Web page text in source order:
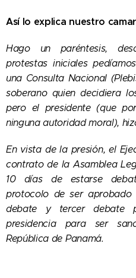
Así lo explica nuestro
Hago un paréntesis,
protestas iniciales
una Consulta Nacional
soberano quien decidiera
pero el presidente (que
ninguna autoridad moral),
En vista de la presión, el
contrato de la Asamblea
10 días de estarse
protocolo de ser aprobado
debate y tercer
presidencia para ser
República de Panamá.